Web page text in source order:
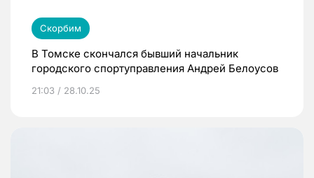
Скорбим
В Томске скончался бывший начальник
городского спортуправления Андрей Белоусов
21:03 / 28.10.25